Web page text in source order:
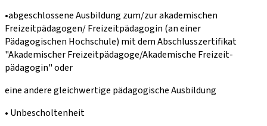
•abgeschlossene Ausbildung zum/zur akademischen
Freizeitpädagogen/ Freizeitpädagogin (an einer
Pädagogischen Hochschule) mit dem Abschlusszertifikat
"Akademischer Freizeitpädagoge/Akademische Freizeit-
pädagogin" oder
eine andere gleichwertige pädagogische Ausbildung
• Unbescholtenheit